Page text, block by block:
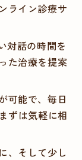
ライン診療サ
対話の時間を
た治療を提案
可能で、毎日
ずは気軽に相
、そして少し